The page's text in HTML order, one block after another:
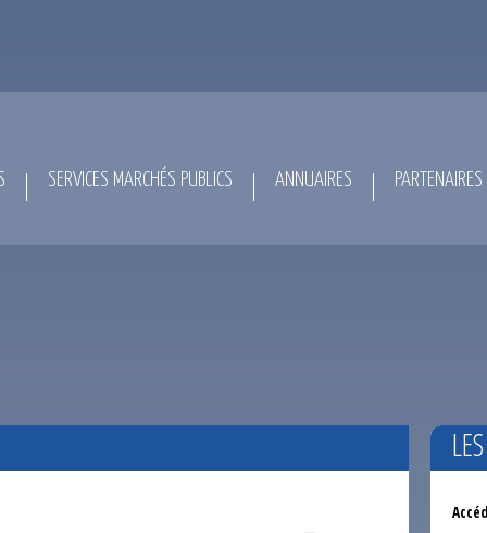
SERVICES MARCHÉS PUBLICS ANNUAIRES PARTENAIRES